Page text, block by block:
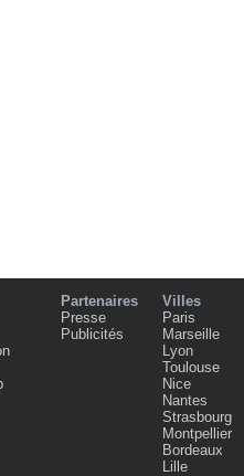
Partenaires
Presse
Publicités
Villes
Paris
Marseille
Lyon
Toulouse
Nice
Nantes
Strasbourg
Montpellier
Bordeaux
Lille